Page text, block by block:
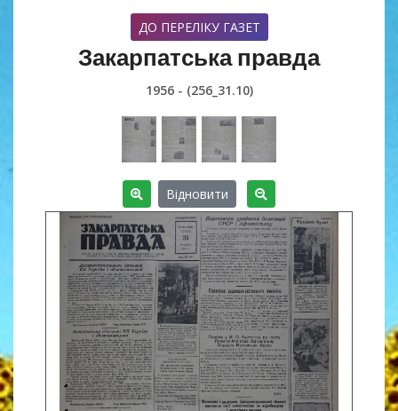
ДО ПЕРЕЛІКУ ГАЗЕТ
Закарпатська правда
1956 - (256_31.10)
Відновити